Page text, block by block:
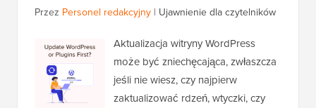
Przez Personel redakcyjny | Ujawnienie dla czytelników
Aktualizacja witryny WordPress
może być zniechęcająca, zwłaszcza
jeśli nie wiesz, czy najpierw
zaktualizować rdzeń, wtyczki, czy